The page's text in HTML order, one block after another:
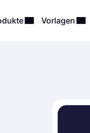
Vorlagen